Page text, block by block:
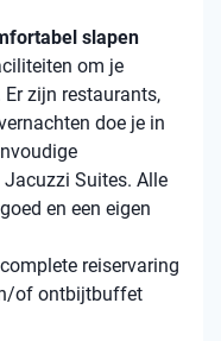
slapen
om je
zijn restaurants,
doe je in
Suites. Alle
en een eigen
reiservaring
of ontbijtbuffet